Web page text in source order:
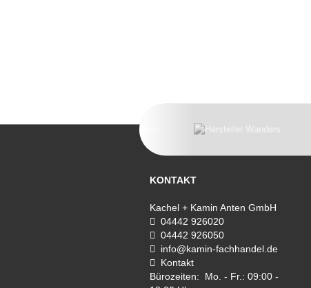
KONTAKT
Kachel + Kamin Anten GmbH
04442 926020
04442 926050
info@kamin-fachhandel.de
Kontakt
Bürozeiten: Mo. - Fr.: 09:00 -